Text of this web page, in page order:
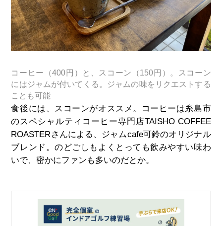
コーヒー（400円）と、スコーン（150円）。スコーン
にはジャムが付いてくる。ジャムの味をリクエストする
ことも可能
食後には、スコーンがオススメ。コーヒーは糸島市
のスペシャルティコーヒー専門店TAISHO COFFEE
ROASTERさんによる、ジャムcafe可鈴のオリジナル
ブレンド。のどごしもよくとっても飲みやすい味わ
いで、密かにファンも多いのだとか。